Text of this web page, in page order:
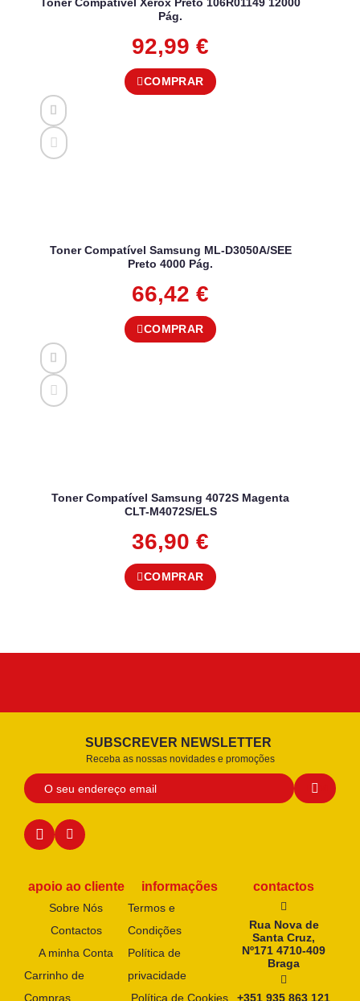
Pág.
92,99 €
COMPRAR
Toner Compatível Samsung ML-D3050A/SEE
Preto 4000 Pág.
66,42 €
COMPRAR
Toner Compatível Samsung 4072S Magenta
CLT-M4072S/ELS
36,90 €
COMPRAR
SUBSCREVER NEWSLETTER
Receba as nossas novidades e promoções
apoio ao cliente
Sobre Nós
Contactos
A minha Conta
Carrinho de
Compras
informações
Termos e
Condições
Política de
privacidade
Política de Cookies
contactos
Rua Nova de
Santa Cruz,
Nº171 4710-409
Braga
+351 935 863 121